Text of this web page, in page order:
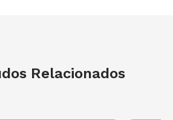
fundaram Israel, deram
Relacionados